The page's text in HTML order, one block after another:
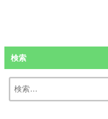
検索